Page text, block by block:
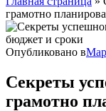
грамотно
Опубликовано в
Секреты
грамотно